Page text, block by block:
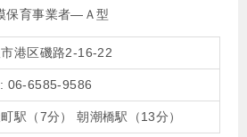
保育事業者―Ａ型
港区磯路2-16-22
06-6585-9586
駅（7分） 朝潮橋駅（13分）